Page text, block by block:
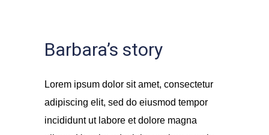
Barbara’s story
Lorem ipsum dolor sit amet, consectetur
adipiscing elit, sed do eiusmod tempor
incididunt ut labore et dolore magna